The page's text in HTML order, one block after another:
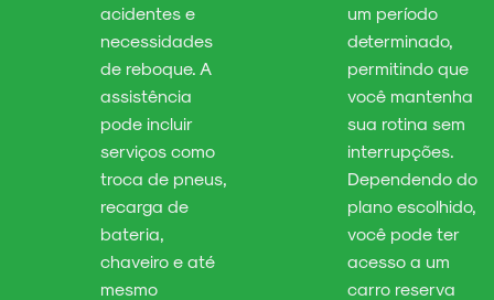
acidentes e
necessidades
de reboque. A
assistência
pode incluir
serviços como
troca de pneus,
recarga de
bateria,
chaveiro e até
mesmo
um período
determinado,
permitindo que
você mantenha
sua rotina sem
interrupções.
Dependendo do
plano escolhido,
você pode ter
acesso a um
carro reserva